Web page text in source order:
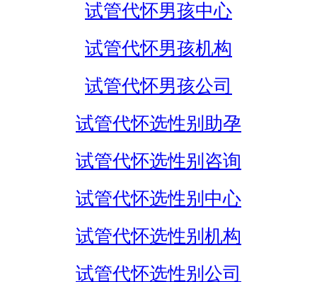
试管代怀男孩中心
试管代怀男孩机构
试管代怀男孩公司
试管代怀选性别助孕
试管代怀选性别咨询
试管代怀选性别中心
试管代怀选性别机构
试管代怀选性别公司